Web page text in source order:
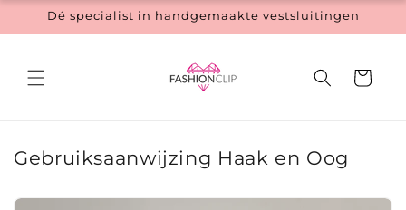
naar de
content
Dé specialist in handgemaakte vestsluitingen
Gebruiksaanwijzing Haak en Oog